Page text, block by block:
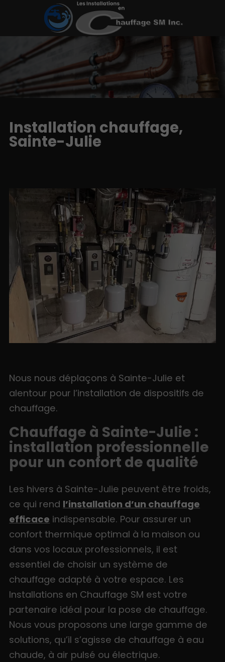
Installation chauffage,
Sainte-Julie
Nous nous déplaçons à Sainte-Julie et
alentour pour l’installation de dispositifs de
chauffage.
Chauffage à Sainte-Julie :
installation professionnelle
pour un confort de qualité
Les hivers à Sainte-Julie peuvent être froids,
ce qui rend l’installation d’un chauffage
efficace indispensable. Pour assurer un
confort thermique optimal à la maison ou
dans vos locaux professionnels, il est
essentiel de choisir un système de
chauffage adapté à votre espace. Les
Installations en Chauffage SM est votre
partenaire idéal pour la pose de chauffage.
Nous vous proposons une large gamme de
solutions, qu’il s’agisse de chauffage à eau
chaude, à air pulsé ou électrique.